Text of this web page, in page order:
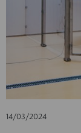
14/03/2024